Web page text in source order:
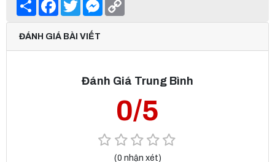
ĐÁNH GIÁ BÀI VIẾT
Đánh Giá Trung Bình
0/5
(0 nhận xét)